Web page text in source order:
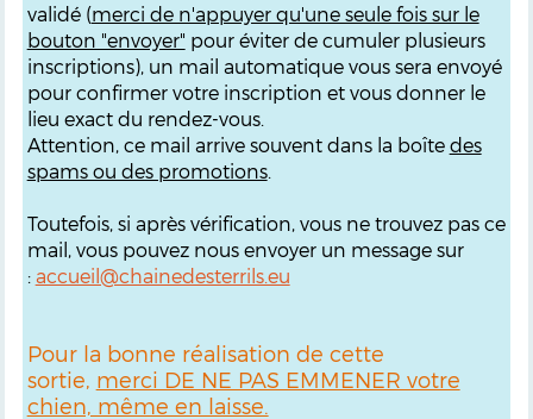
validé (merci de n'appuyer qu'une seule fois sur le
bouton "envoyer" pour éviter de cumuler plusieurs
inscriptions), un mail automatique vous sera envoyé
pour confirmer votre inscription et vous donner le
lieu exact du rendez-vous.
Attention, ce mail arrive souvent dans la boîte des
spams ou des promotions.
Toutefois, si après vérification, vous ne trouvez pas ce
mail, vous pouvez nous envoyer un message sur
: accueil@chainedesterrils.eu
Pour la bonne réalisation de cette
sortie, merci DE NE PAS EMMENER votre
chien, même en laisse.